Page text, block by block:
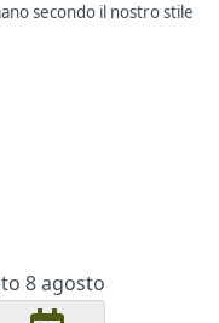
secondo il nostro stile
8 agosto